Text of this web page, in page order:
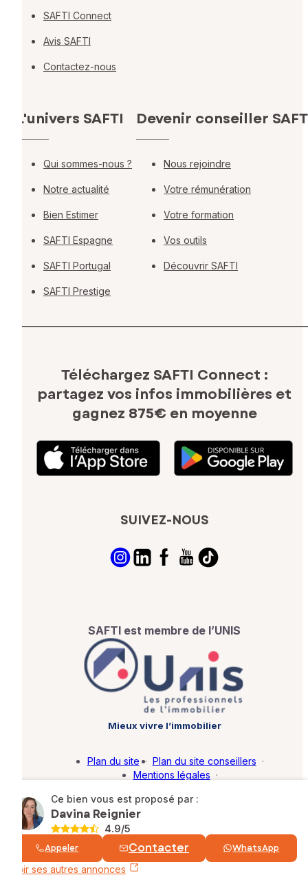
Ce bien vous est proposé par :
Davina Reignier
4.9/5
Appeler Contacter WhatsApp
Voir ses autres annonces
SAFTI Connect
Avis SAFTI
Contactez-nous
L'univers SAFTI
Qui sommes-nous ?
Notre actualité
Bien Estimer
SAFTI Espagne
SAFTI Portugal
SAFTI Prestige
Devenir conseiller
Nous rejoindre
Votre rémunération
Votre formation
Vos outils
Découvrir SAFTI
Téléchargez SAFTI Connect :
partagez vos infos immobilières et
gagnez 875€ en moyenne
SUIVEZ-NOUS
SAFTI est membre de l’UNIS
Mieux vivre l’immobilier
© SAFTI 2026. Tous droits réservés.
Plan du site · Plan du site conseillers ·
Mentions légales ·
Barème d'honoraires · Paramétrer mes cookies